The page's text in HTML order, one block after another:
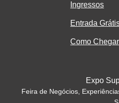
Ingressos
Entrada
Como Chegar
Expo
Feira de Negócios,